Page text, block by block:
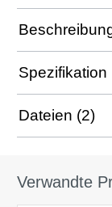
Spezifikation
Dateien (2)
Verwandte